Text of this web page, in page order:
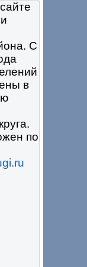
С
в
по